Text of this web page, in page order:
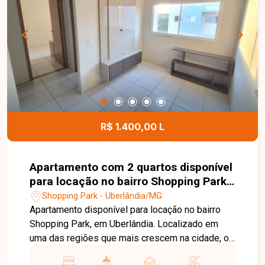
condomínio conta com portaria 24 horas, salão de
festas e playground, proporcionando mais
segurança e lazer para os moradores. O valor do
condomínio já está incluso no aluguel. O prédio
não possui elevador. Uma excelente
oportunidade para morar com conforto e
segurança em Uberlândia. Entre em contato e
agende sua visita para conhecer este imóvel.
R$ 1.400,00 L
Apartamento com 2 quartos disponível
para locação no bairro Shopping Park
em Uberlândia-MG
Shopping Park - Uberlândia/MG
Apartamento disponível para locação no bairro
Shopping Park, em Uberlândia. Localizado em
uma das regiões que mais crescem na cidade, o